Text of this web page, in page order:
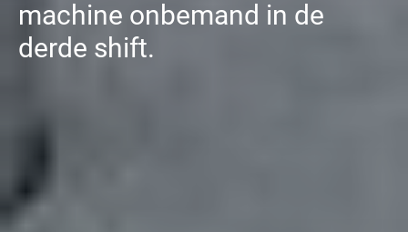
machine onbemand in de
derde shift.